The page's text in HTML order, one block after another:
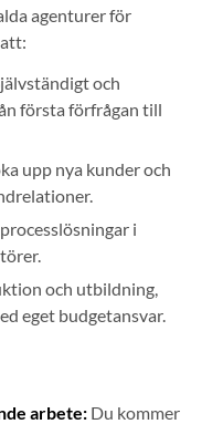
agenturer för
och
första förfrågan till
upp nya kunder och
i
och utbildning,
eget budgetansvar.
arbete: Du kommer